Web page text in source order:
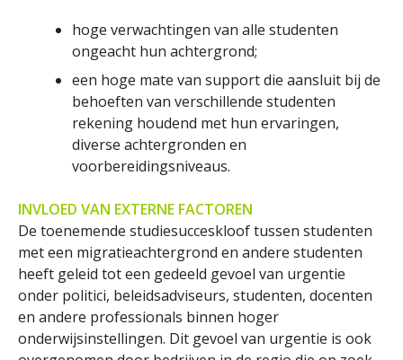
hoge verwachtingen van alle studenten
ongeacht hun achtergrond;
een hoge mate van support die aansluit bij de
behoeften van verschillende studenten
rekening houdend met hun ervaringen,
diverse achtergronden en
voorbereidingsniveaus.
INVLOED VAN EXTERNE FACTOREN
De toenemende studiesucceskloof tussen studenten
met een migratieachtergrond en andere studenten
heeft geleid tot een gedeeld gevoel van urgentie
onder politici, beleidsadviseurs, studenten, docenten
en andere professionals binnen hoger
onderwijsinstellingen. Dit gevoel van urgentie is ook